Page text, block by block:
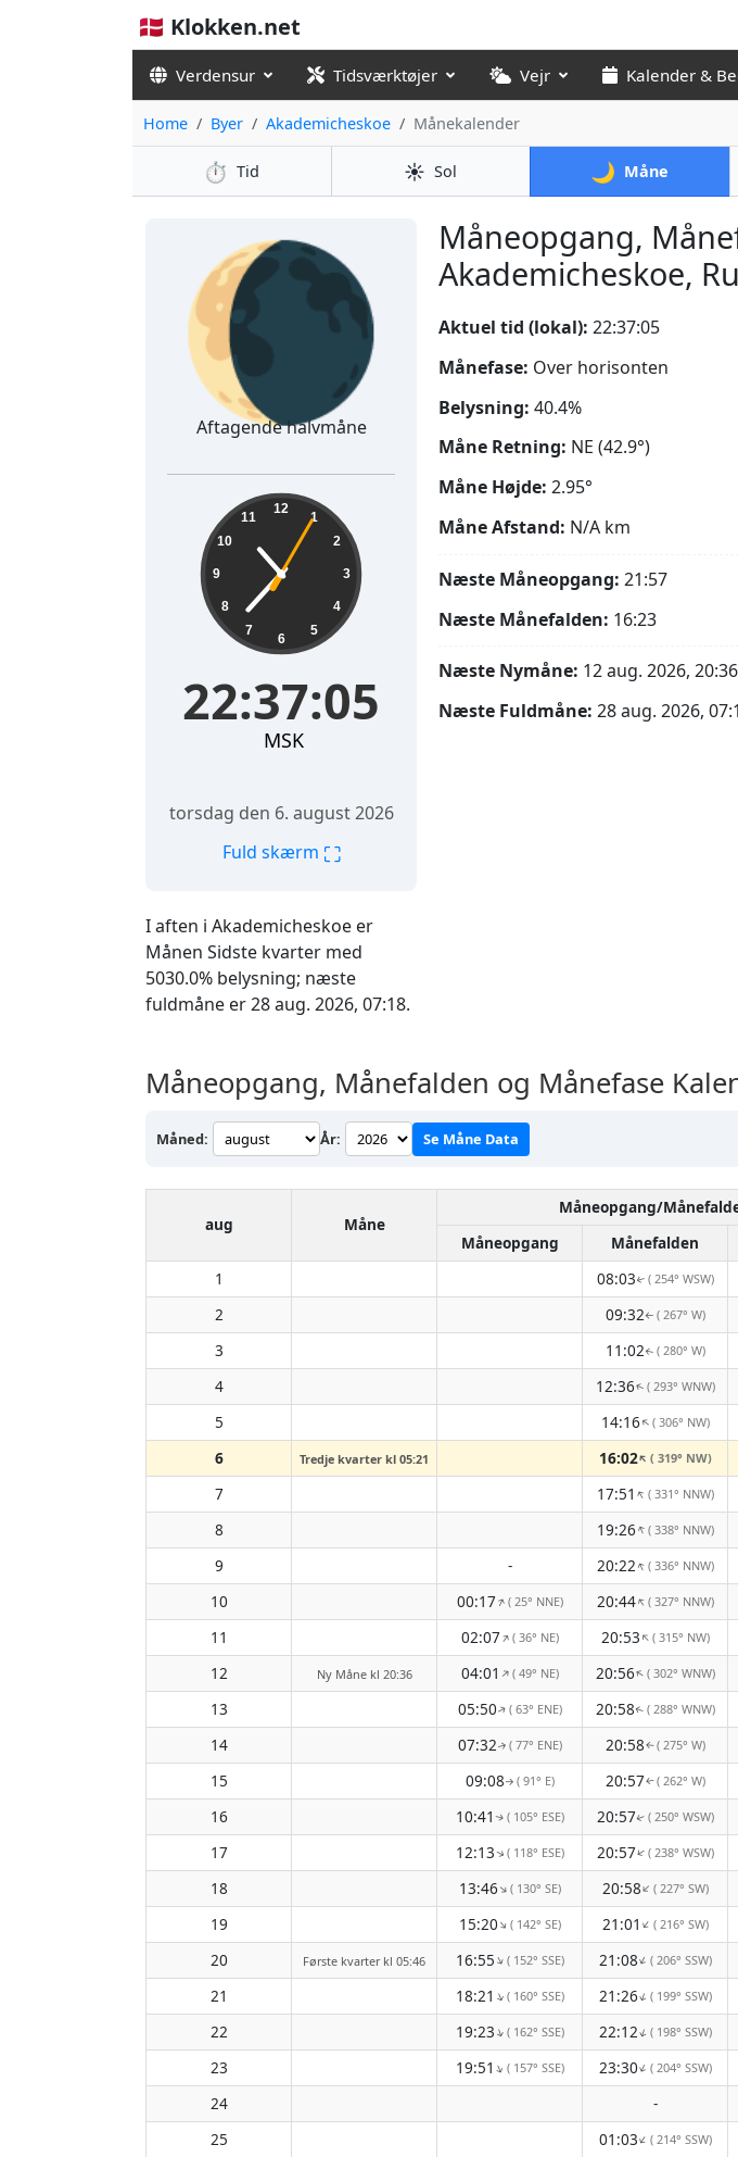
🇩🇰 Klokken.net
Verdensur Tidsværktøjer Vejr Kalender &
Home Byer Akademicheskoe Månekalender
⏱️ Tid ☀️ Sol 🌙 Måne
Måneopgang,
Akademicheskoe,
I aften i Akademicheskoe er
Månen Sidste kvarter med
5030.0% belysning; næste
fuldmåne er 28 aug. 2026, 07:18.
🌘
Aftagende halvmåne
22:37:06 12
1
2
3
4
5
6
7
8
9
10
11
22:37:06
MSK
torsdag den 6. august 2026
Fuld skærm ⛶
Aktuel tid (lokal): 22:37:06
Månefase: Over horisonten
Belysning: 40.4%
Måne Retning: NE (42.9°)
Måne Højde: 2.95°
Måne Afstand: N/A km
Næste Måneopgang: 21:57
Næste Månefalden: 16:23
Næste Nymåne: 12 aug. 2026, 20:36
Næste Fuldmåne: 28 aug. 2026,
Måneopgang, Månefalden og Månefase
Måned: År: Se Måne Data
aug Måne
Måneopgang/
Måneopgang
Månefalden
1
08:03↑( 254° WSW)
2
09:32↑ ( 267° W)
3
11:02↑( 280° W)
4
12:36↑( 293° WNW)
5
14:16↑( 306° NW)
6
Tredje kvarter kl 05:21 16:02↑( 319° NW)
7
17:51↑( 331° NNW)
8
19:26↑ ( 338° NNW)
9
- 20:22↑ ( 336° NNW)
10
00:17↑ ( 25° NNE) 20:44↑( 327° NNW)
11
02:07↑( 36° NE) 20:53↑( 315° NW)
12
Ny Måne kl 20:36 04:01↑( 49° NE) 20:56↑( 302° WNW)
13
05:50↑( 63° ENE) 20:58↑( 288° WNW)
14
07:32↑( 77° ENE) 20:58↑( 275° W)
15
09:08↑ ( 91° E) 20:57↑( 262° W)
16
10:41 ↑( 105° ESE) 20:57↑( 250° WSW)
17
12:13↑( 118° ESE) 20:57↑( 238° WSW)
18
13:46↑( 130° SE) 20:58↑( 227° SW)
19
15:20↑( 142° SE) 21:01↑( 216° SW)
20
Første kvarter kl 05:46 16:55↑( 152° SSE) 21:08↑ ( 206° SSW)
21
18:21 ↑ ( 160° SSE) 21:26↑ ( 199° SSW)
22
19:23↑ ( 162° SSE) 22:12↑ ( 198° SSW)
23
19:51 ↑ ( 157° SSE) 23:30↑ ( 204° SSW)
24
-
25
01:03↑( 214° SSW)